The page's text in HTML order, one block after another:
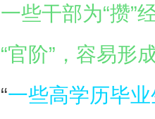
一些干部为“攒”
官阶”，容易形
“一些高学历毕